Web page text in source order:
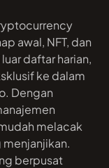
awal, NFT, dan
daftar harian,
ke dalam
Dengan
melacak
berpusat